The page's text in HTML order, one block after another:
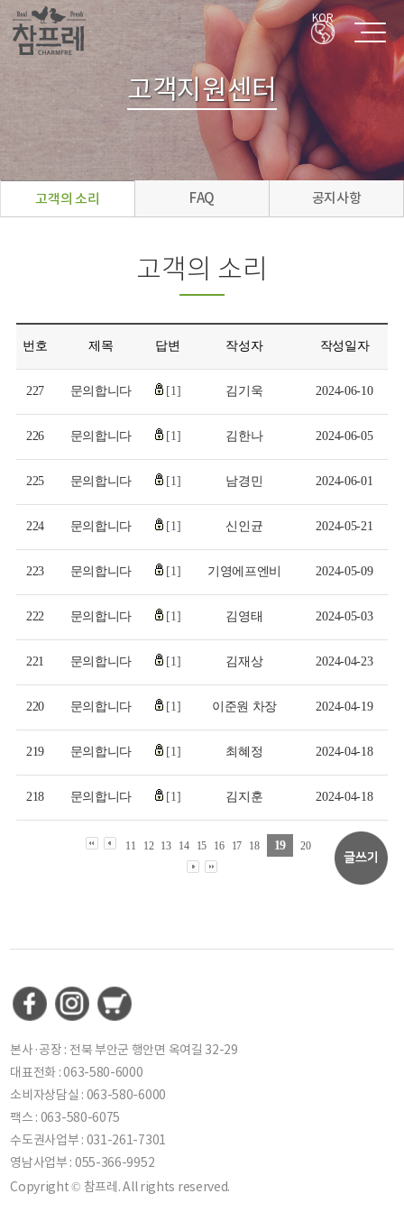
KOR
고객지원센터
고객의 소리 FAQ 공지사항
고객의 소리
번호 제목 답변 작성자 작성일자
227 문의합니다 [1] 김기욱 2024-06-10
226 문의합니다 [1] 김한나 2024-06-05
225 문의합니다 [1] 남경민 2024-06-01
224 문의합니다 [1] 신인균 2024-05-21
223 문의합니다 [1] 기영에프엔비 2024-05-09
222 문의합니다 [1] 김영태 2024-05-03
221 문의합니다 [1] 김재상 2024-04-23
220 문의합니다 [1] 이준원 차장 2024-04-19
219 문의합니다 [1] 최혜정 2024-04-18
218 문의합니다 [1] 김지훈 2024-04-18
11 12 13 14 15 16 17 18 19 20
본사·공장 : 전북 부안군 행안면 옥여길 32-29
대표전화 : 063-580-6000
소비자상담실 : 063-580-6000
팩스 : 063-580-6075
수도권사업부 : 031-261-7301
영남사업부 : 055-366-9952
Copyright © 참프레. All rights reserved.